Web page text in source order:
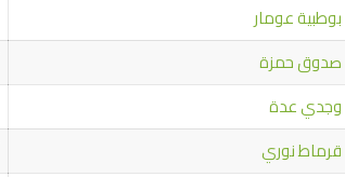
بوطبية عومار
صدوق حمزة
وجدي عدة
قرماط نوري